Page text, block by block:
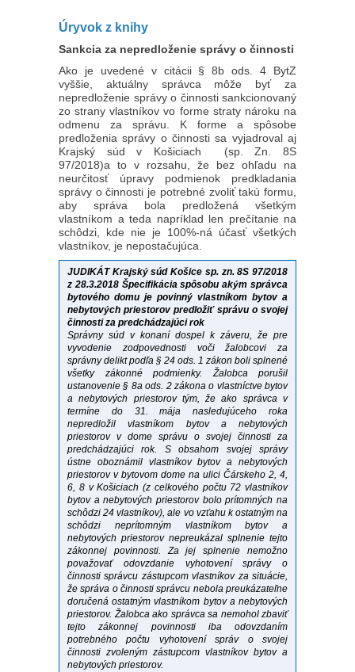
Úryvok z knihy
Sankcia za nepredloženie správy o činnosti
Ako je uvedené v citácii § 8b ods. 4 BytZ
vyššie, aktuálny správca môže byť za
nepredloženie správy o činnosti sankcionovaný
zo strany vlastníkov vo forme straty nároku na
odmenu za správu. K forme a spôsobe
predloženia správy o činnosti sa vyjadroval aj
Krajský súd v Košiciach (sp. Zn. 8S
97/2018)a to v rozsahu, že bez ohľadu na
neurčitosť úpravy podmienok predkladania
správy o činnosti je potrebné zvoliť takú formu,
aby správa bola predložená všetkým
vlastníkom a teda napríklad len prečítanie na
schôdzi, kde nie je 100%-ná účasť všetkých
vlastníkov, je nepostačujúca.
JUDIKÁT Krajský súd Košice sp. zn. 8S 97/2018
z 28.3.2018 Špecifikácia spôsobu akým správca
bytového domu je povinný vlastníkom bytov a
nebytových priestorov predložiť správu o svojej
činnosti za predchádzajúci rok
Správny súd v konaní dospel k záveru, že pre
vyvodenie zodpovednosti voči žalobcovi za
správny delikt podľa § 24 ods. 1 zákon boli splnené
všetky zákonné podmienky. Žalobca porušil
ustanovenie § 8a ods. 2 zákona o vlastníctve bytov
a nebytových priestorov tým, že ako správca v
termíne do 31. mája nasledujúceho roka
nepredložil vlastníkom bytov a nebytových
priestorov v dome správu o svojej činnosti za
predchádzajúci rok. S obsahom svojej správy
ústne oboznámil vlastníkov bytov a nebytových
priestorov v bytovom dome na ulici Čárskeho 2, 4,
6, 8 v Košiciach (z celkového počtu 72 vlastníkov
bytov a nebytových priestorov bolo prítomných na
schôdzi 24 vlastníkov), ale vo vzťahu k ostatným na
schôdzi neprítomným vlastníkom bytov a
nebytových priestorov nepreukázal splnenie tejto
zákonnej povinnosti. Za jej splnenie nemožno
považovať odovzdanie vyhotovení správy o
činnosti správcu zástupcom vlastníkov za situácie,
že správa o činnosti správcu nebola preukázateľne
doručená ostatným vlastníkom bytov a nebytových
priestorov. Žalobca ako správca sa nemohol zbaviť
tejto zákonnej povinnosti iba odovzdaním
potrebného počtu vyhotovení správ o svojej
činnosti zvoleným zástupcom vlastníkov bytov a
nebytových priestorov.